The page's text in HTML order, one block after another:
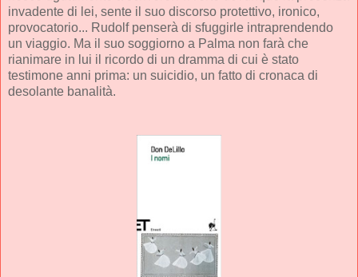
invadente di lei, sente il suo discorso protettivo, ironico,
provocatorio... Rudolf penserà di sfuggirle intraprendendo
un viaggio. Ma il suo soggiorno a Palma non farà che
rianimare in lui il ricordo di un dramma di cui è stato
testimone anni prima: un suicidio, un fatto di cronaca di
desolante banalità.